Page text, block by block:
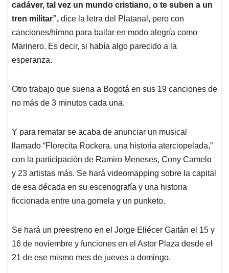
cadáver, tal vez un mundo cristiano, o te suben a un
tren militar”, dice la letra del Platanal, pero con
canciones/himno para bailar en modo alegría como
Marinero. Es decir, si había algo parecido a la
esperanza.
Otro trabajo que suena a Bogotá en sus 19 canciones de
no más de 3 minutos cada una.
Y para rematar se acaba de anunciar un musical
llamado “Florecita Rockera, una historia aterciopelada,”
con la participación de Ramiro Meneses, Cony Camelo
y 23 artistas más. Se hará videomapping sobre la capital
de esa década en su escenografía y una historia
ficcionada entre una gomela y un punketo.
Se hará un preestreno en el Jorge Eliécer Gaitán el 15 y
16 de noviembre y funciones en el Astor Plaza desde el
21 de ese mismo mes de jueves a domingo.